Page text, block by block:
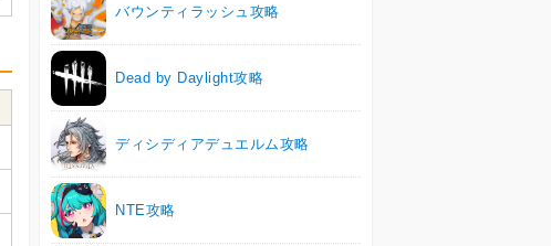
バウンティラッシュ攻略
Dead by Daylight攻略
ディシディアデュエルム攻略
NTE攻略